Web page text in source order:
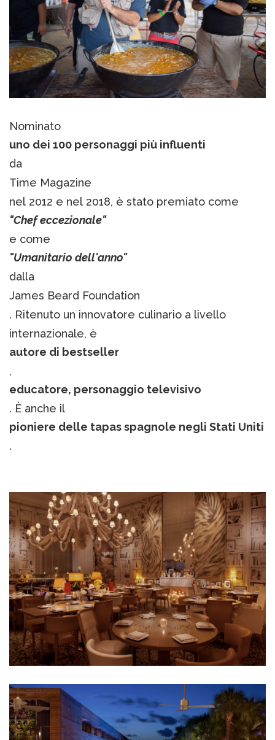
Nominato
uno dei 100 personaggi più influenti
da
Time Magazine
nel 2012 e nel 2018, è stato premiato come
"Chef eccezionale"
e come
"Umanitario dell'anno"
dalla
James Beard Foundation
. Ritenuto un innovatore culinario a livello
internazionale, è
autore di bestseller
,
educatore, personaggio televisivo
. È anche il
pioniere delle tapas spagnole negli Stati Uniti
.